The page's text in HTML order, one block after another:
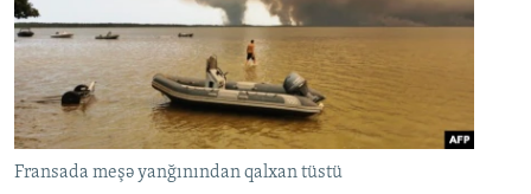
Fransada meşə yanğınından qalxan tüstü